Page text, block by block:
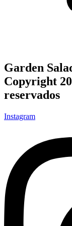
Garden
Copyright
reservados
Instagram